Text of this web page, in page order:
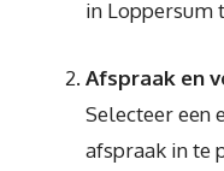
in Loppersum
Afspraak en
Selecteer een
afspraak in te